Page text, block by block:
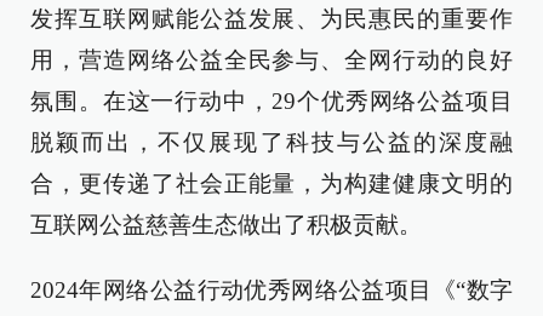
发挥互联网赋能公益发展、为民惠民的重要作
用，营造网络公益全民参与、全网行动的良好
氛围。在这一行动中，29个优秀网络公益项目
脱颖而出，不仅展现了科技与公益的深度融
合，更传递了社会正能量，为构建健康文明的
互联网公益慈善生态做出了积极贡献。
2024年网络公益行动优秀网络公益项目《“数字